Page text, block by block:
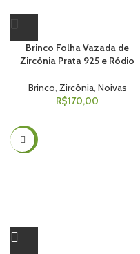
Brinco Folha Vazada de
Zircônia Prata 925 e Ródio
Brinco, Zircônia, Noivas
R$170,00
-50%